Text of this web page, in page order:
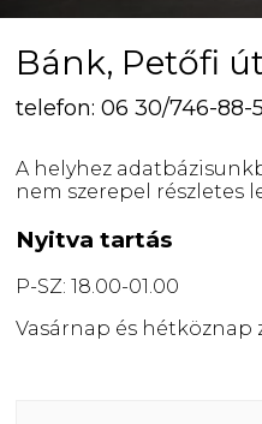
Bánk, Petőfi
telefon: 06 30/746-88-
A helyhez
nem szerepel részletes
Nyitva tartás
P-SZ: 18.00-01.00
Vasárnap és hétköznap